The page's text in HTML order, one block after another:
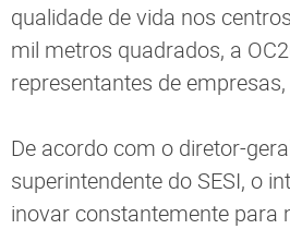
qualidade de vida nos
mil metros quadrados, a
representantes de
De acordo com o diretor-
superintendente do SESI, o
inovar constantemente para